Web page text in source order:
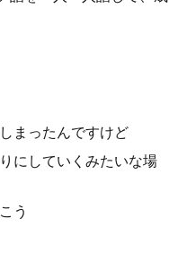
まったんですけど
にしていくみたいな場
う